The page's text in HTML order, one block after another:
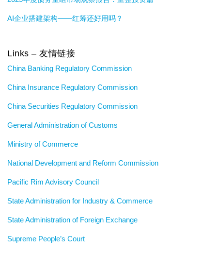
AI企业搭建架构——红筹还好用吗？
Links – 友情链接
China Banking Regulatory Commission
China Insurance Regulatory Commission
China Securities Regulatory Commission
General Administration of Customs
Ministry of Commerce
National Development and Reform Commission
Pacific Rim Advisory Council
State Administration for Industry & Commerce
State Administration of Foreign Exchange
Supreme People’s Court